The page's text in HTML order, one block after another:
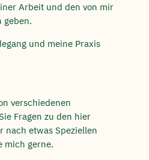
Arbeit und den von mir
geben.
und meine Praxis
verschiedenen
Fragen zu den hier
nach etwas Speziellen
mich gerne.